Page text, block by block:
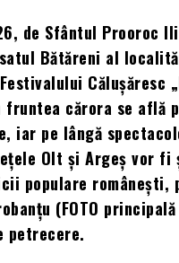
de Sfântul Prooroc
Bătăreni al
Călușăresc
cărora se află
iar pe lângă
Olt și Argeș vor
populare românești,
(FOTO
petrecere.